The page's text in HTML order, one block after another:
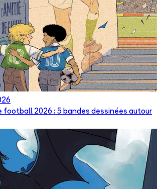
football 2026 : 5 bandes dessinées autour